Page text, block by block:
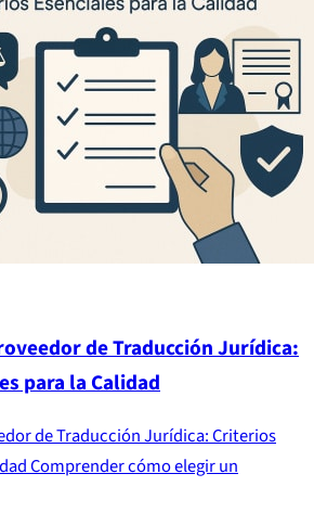
de Traducción Jurídica:
para la Calidad
de Traducción Jurídica: Criterios
Comprender cómo elegir un